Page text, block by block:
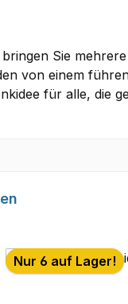
Sie
von einem
für alle, die
Nur 6 auf Lager!